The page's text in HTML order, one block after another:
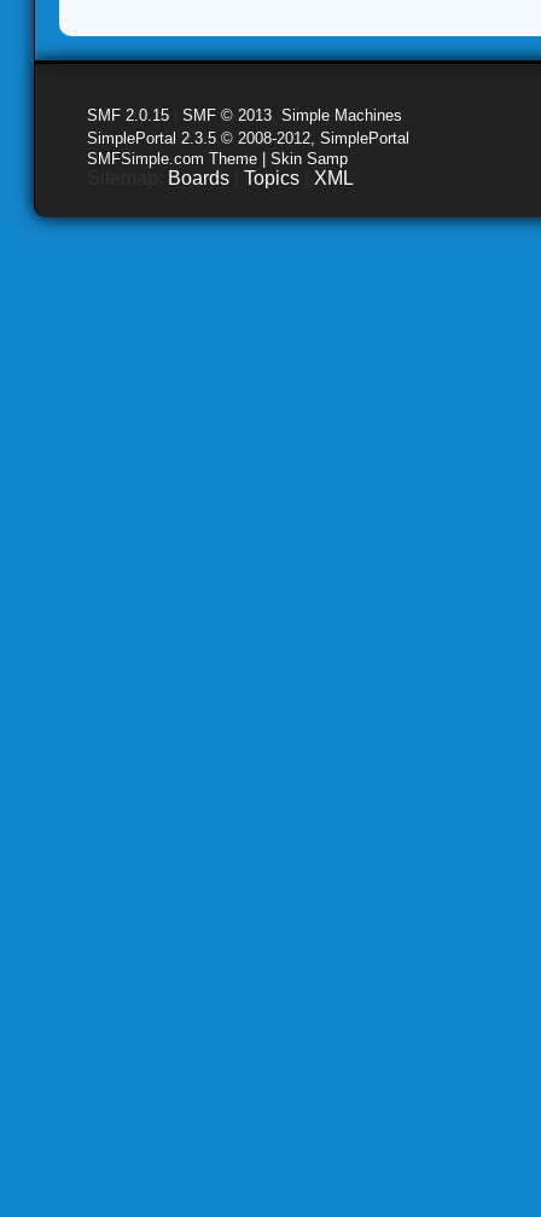
SMF 2.0.15 SMF © 2013 Simple Machines
SimplePortal 2.3.5 © 2008-2012, SimplePortal
SMFSimple.com Theme | Skin Samp
Boards Topics XML